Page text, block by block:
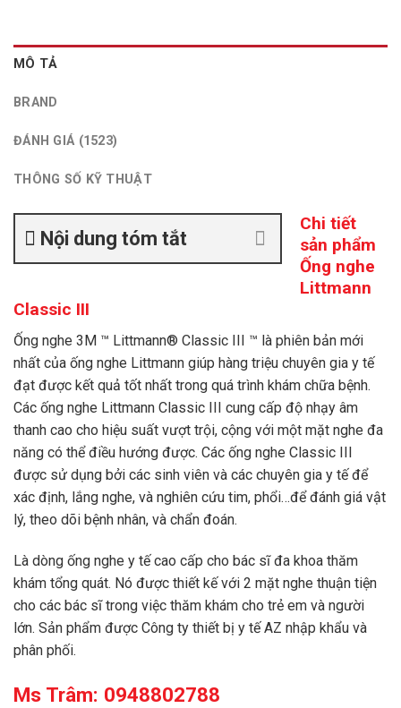
MÔ TẢ
BRAND
ĐÁNH GIÁ (1523)
THÔNG SỐ KỸ THUẬT
Nội dung tóm tắt
Chi tiết
sản phẩm
Ống nghe
Littmann
Classic III
Ống nghe 3M ™ Littmann® Classic III ™ là phiên bản mới
nhất của ống nghe Littmann giúp hàng triệu chuyên gia y tế
đạt được kết quả tốt nhất trong quá trình khám chữa bệnh.
Các ống nghe Littmann Classic III cung cấp độ nhạy âm
thanh cao cho hiệu suất vượt trội, cộng với một mặt nghe đa
năng có thể điều hướng được. Các ống nghe Classic III
được sử dụng bởi các sinh viên và các chuyên gia y tế để
xác định, lắng nghe, và nghiên cứu tim, phổi…để đánh giá vật
lý, theo dõi bệnh nhân, và chẩn đoán.
Là dòng ống nghe y tế cao cấp cho bác sĩ đa khoa thăm
khám tổng quát. Nó được thiết kế với 2 mặt nghe thuận tiện
cho các bác sĩ trong việc thăm khám cho trẻ em và người
lớn. Sản phẩm được Công ty thiết bị y tế AZ nhập khẩu và
phân phối.
Ms Trâm: 0948802788